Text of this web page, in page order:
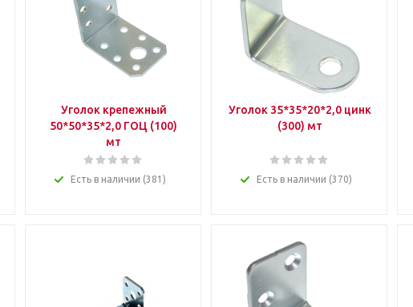
Уголок крепежный
50*50*35*2,0 ГОЦ (100)
мт
Есть в наличии (381)
Уголок 35*35*20*2,0 цинк
(300) мт
Есть в наличии (370)